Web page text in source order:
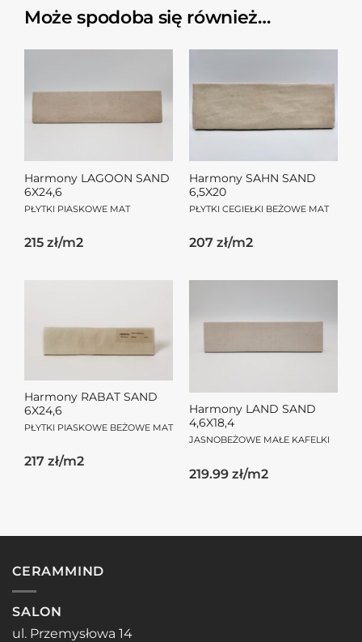
Może spodoba się również…
Harmony LAGOON SAND
6X24,6
PŁYTKI PIASKOWE MAT
215 zł/m2
Harmony SAHN SAND
6,5X20
PŁYTKI CEGIEŁKI BEŻOWE MAT
207 zł/m2
Harmony RABAT SAND
6X24,6
PŁYTKI PIASKOWE BEŻOWE MAT
217 zł/m2
Harmony LAND SAND
4,6X18,4
JASNOBEŻOWE MAŁE KAFELKI
219.99 zł/m2
CERAMMIND
SALON
ul. Przemysłowa 14